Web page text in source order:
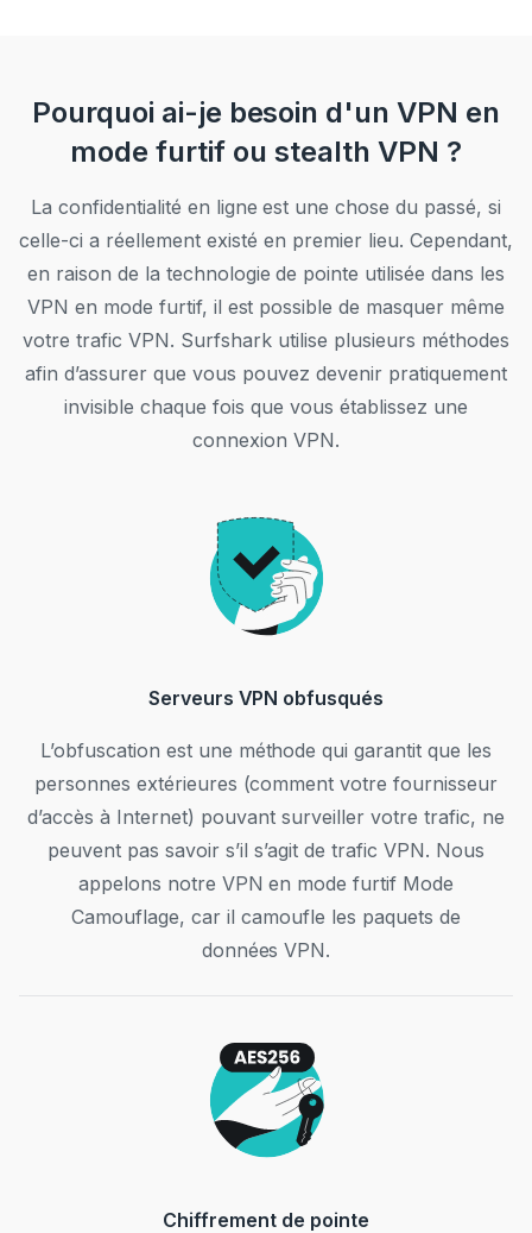
Pourquoi ai-je besoin d'un VPN en
mode furtif ou stealth VPN ?
La confidentialité en ligne est une chose du passé, si
celle-ci a réellement existé en premier lieu. Cependant,
en raison de la technologie de pointe utilisée dans les
VPN en mode furtif, il est possible de masquer même
votre trafic VPN. Surfshark utilise plusieurs méthodes
afin d’assurer que vous pouvez devenir pratiquement
invisible chaque fois que vous établissez une
connexion VPN.
Serveurs VPN obfusqués
L’obfuscation est une méthode qui garantit que les
personnes extérieures (comment votre fournisseur
d’accès à Internet) pouvant surveiller votre trafic, ne
peuvent pas savoir s’il s’agit de trafic VPN. Nous
appelons notre VPN en mode furtif Mode
Camouflage, car il camoufle les paquets de
données VPN.
Chiffrement de pointe